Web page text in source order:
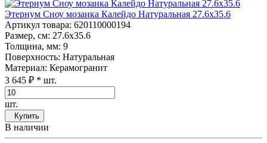
Этернум Сноу мозаика Калейдо Натуральная 27.6x35.6
Артикул товара: 620110000194
Размер, см: 27.6x35.6
Толщина, мм: 9
Поверхность: Натуральная
Материал: Керамогранит
3 645 ₽ * шт.
шт.
Купить
В наличии